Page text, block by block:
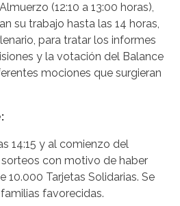
(12:10 a 13:00 horas),
su trabajo hasta las 14 horas,
para tratar los informes
y la votación del Balance
mociones que surgieran
14:15 y al comienzo del
con motivo de haber
10.000 Tarjetas Solidarias. Se
favorecidas.